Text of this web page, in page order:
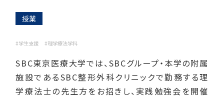
授業
#学生支援#理学療法学科
SBC東京医療大学では、SBCグループ・本学の附属
施設であるSBC整形外科クリニックで勤務する理
学療法士の先生方をお招きし、実践勉強会を開催